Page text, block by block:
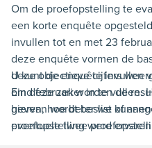
Om de proefopstelling te
een korte enquête
invullen tot en met 23
deze enquête vormen de
deze objectieve cijfers
om deze zeker in te vullen.
geven, hoe beter we
proefopstelling werd
U kunt de enquête invullen
Eind februari worden de
hiervan wordt beslist of
eventuele twee